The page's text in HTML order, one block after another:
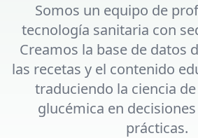
Somos un equipo de
tecnología sanitaria con
Creamos la base de datos
las recetas y el contenido
traduciendo la ciencia
glucémica en
prácticas.